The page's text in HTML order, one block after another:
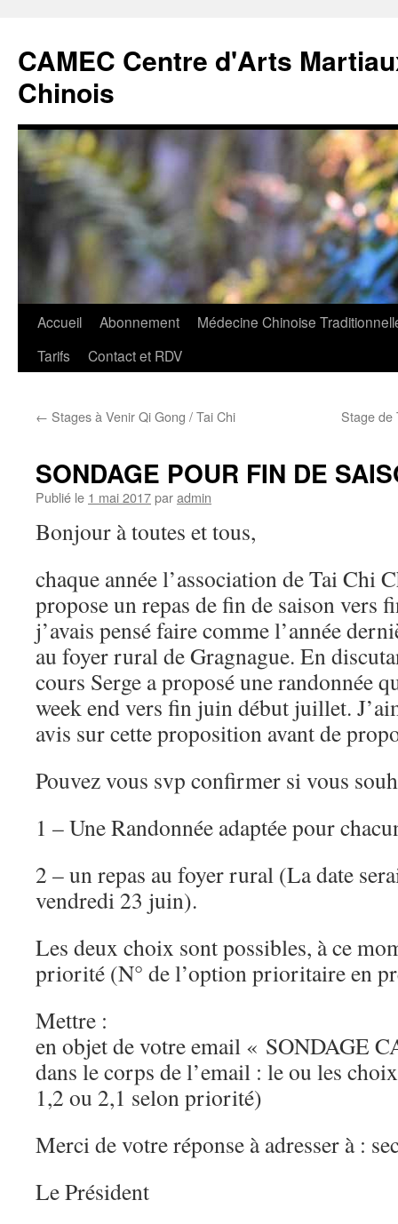
CAMEC Centre d'Arts
Chinois
Aller
au
Accueil Abonnement
Médecine Chinoise
Tarifs
Contact et RDV
← Stages à Venir Qi Gong / Tai Chi Stage de
SONDAGE POUR FIN DE
Publié le 1 mai 2017paradmin
Bonjour à toutes et tous,
chaque année l’association de Tai Chi
propose un repas de fin de saison vers
j’avais pensé faire comme l’année
au foyer rural de Gragnague. En
cours Serge a proposé une randonnée
week end vers fin juin début juillet.
avis sur cette proposition avant de
Pouvez vous svp confirmer si vous
1 – Une Randonnée adaptée pour
2 – un repas au foyer rural (La date
vendredi 23 juin).
Les deux choix sont possibles, à ce
priorité (N° de l’option prioritaire en
Mettre :
en objet de votre email « SONDAGE
dans le corps de l’email : le ou les
1,2 ou 2,1 selon priorité)
Merci de votre réponse à adresser à :
Le Président